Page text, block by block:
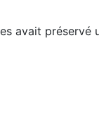
avait préservé